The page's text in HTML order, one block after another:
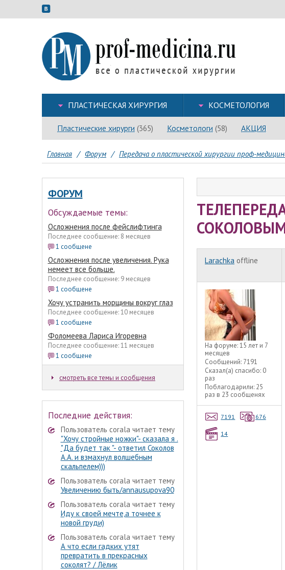
ПЛАСТИЧЕСКАЯ ХИРУРГИЯ КОСМЕТОЛОГИЯ
Пластические хирурги (365) Косметологи (58) АКЦИЯ
Главная / Форум / Передача о пластической хирургии проф-
ФОРУМ
Обсуждаемые темы:
Осложнения после фейслифтинга
Последнее сообщение: 8 месяцев
1 сообщене
Осложнения после увеличения. Рука
немеет все больше.
Последнее сообщение: 9 месяцев
1 сообщене
Хочу устранить морщины вокруг глаз
Последнее сообщение: 10 месяцев
1 сообщене
Фоломеева Лариса Игоревна
Последнее сообщение: 11 месяцев
1 сообщене
смотреть все темы и сообщения
Последние действия:
Пользователь corala читает тему
"Хочу стройные ножки"- сказала я .
"Да будет так "- ответил Соколов
А.А. и взмахнул волшебным
скальпелем)))
Пользователь corala читает тему
Увеличению быть/annausupova90
Пользователь corala читает тему
Иду к своей мечте,а точнее к
новой груди)
Пользователь corala читает тему
А что если гадких утят
превратить в прекрасных
соколят? / Лёлик
Larachka offline
На форуме:15 лет и 7
месяцев
Сообщений: 7191
Сказал(а) спасибо: 0
раз
Поблагодарили: 25
раз в 23 сообщенях
7191 676
14